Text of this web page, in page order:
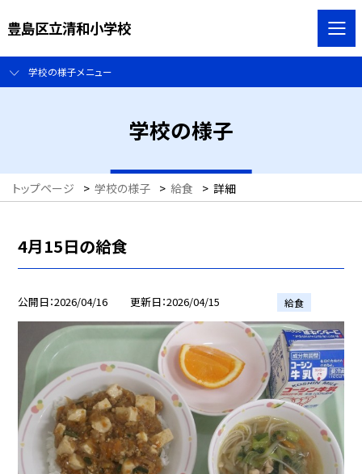
豊島区立清和小学校
学校の様子メニュー
学校の様子
トップページ > 学校の様子 > 給食 > 詳細
4月15日の給食
公開日 2026/04/16 更新日 2026/04/15 給食